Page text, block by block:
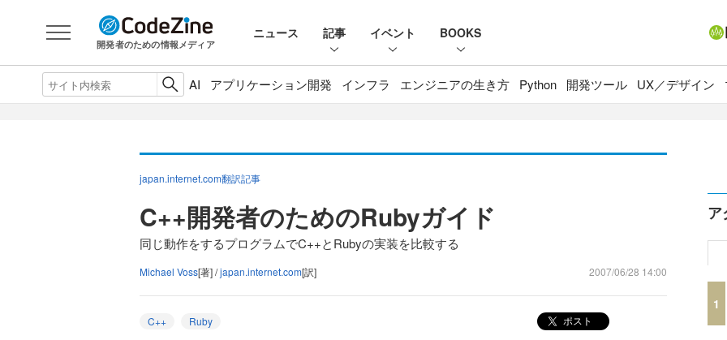
開発者のための情報メディア
ニュース 記事 イベント BOOKS
AI アプリケーション開発 インフラ エンジニアの生き方 Python 開発ツール UX／デザイン
japan.internet.com翻訳記事
C++開発者のためのRubyガイド
同じ動作をするプログラムでC++とRubyの実装を比較する
Michael Voss[著] /japan.internet.com[訳] 2007/06/28 14:00
C++ Ruby ポスト
ア
1